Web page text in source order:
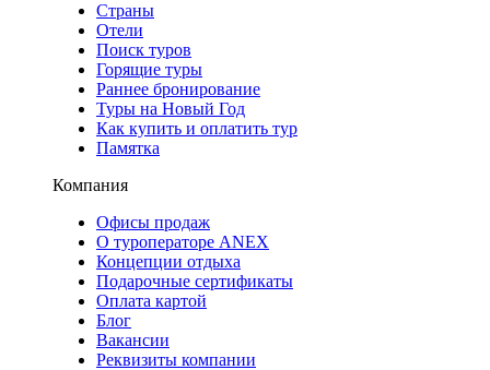
Страны
Отели
Поиск туров
Горящие туры
Раннее бронирование
Туры на Новый Год
Как купить и оплатить тур
Памятка
Компания
Офисы продаж
О туроператоре ANEX
Концепции отдыха
Подарочные сертификаты
Оплата картой
Блог
Вакансии
Реквизиты компании